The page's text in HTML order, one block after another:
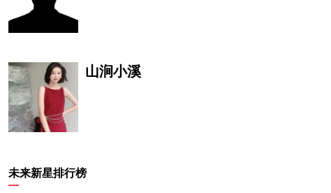
山涧小溪
莫万丹
未来新星排行榜